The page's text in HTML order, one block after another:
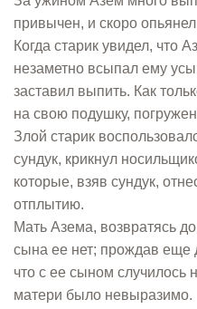
привычен, и скоро
Когда старик увидел, что
незаметно всыпал ему
заставил выпить. Как
на свою подушку,
Злой старик
сундук, крикнул
которые, взяв сундук,
отплытию.
Мать Азема, возвратясь
сына ее нет; прождав еще
что с ее сыном случилось
матери было невыразимо.